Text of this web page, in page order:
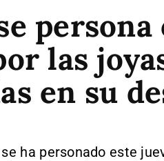
las
en su
ha personado este